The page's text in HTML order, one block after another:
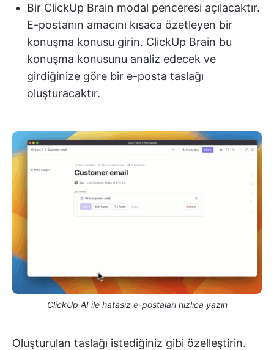
Bir ClickUp Brain modal penceresi açılacaktır.
E-postanın amacını kısaca özetleyen bir
konuşma konusu girin. ClickUp Brain bu
konuşma konusunu analiz edecek ve
girdiğinize göre bir e-posta taslağı
oluşturacaktır.
ClickUp AI ile hatasız e-postaları hızlıca yazın
Oluşturulan taslağı istediğiniz gibi özelleştirin.